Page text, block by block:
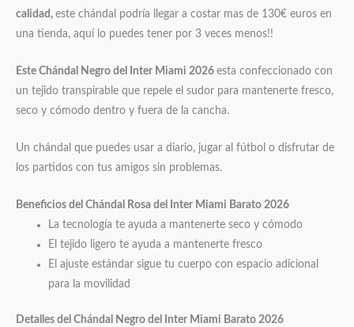
calidad, este chándal podría llegar a costar mas de 130€ euros en
una tienda, aquí lo puedes tener por 3 veces menos!!
Este Chándal Negro del Inter Miami 2026 esta confeccionado con
un tejido transpirable que repele el sudor para mantenerte fresco,
seco y cómodo dentro y fuera de la cancha.
Un chándal que puedes usar a diario, jugar al fútbol o disfrutar de
los partidos con tus amigos sin problemas.
Beneficios del Chándal Rosa del Inter Miami Barato 2026
La tecnología te ayuda a mantenerte seco y cómodo
El tejido ligero te ayuda a mantenerte fresco
El ajuste estándar sigue tu cuerpo con espacio adicional
para la movilidad
Detalles del Chándal Negro del Inter Miami Barato 2026